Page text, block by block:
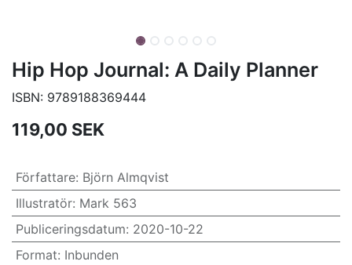
Hip Hop Journal: A Daily Planner
ISBN: 9789188369444
119,00 SEK
Författare: Björn Almqvist
Illustratör: Mark 563
Publiceringsdatum: 2020-10-22
Format: Inbunden